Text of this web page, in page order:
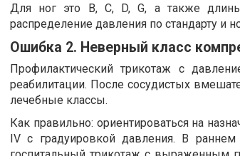
Для ног это B, C, D, G, а также
распределение давления по стандарту и
Ошибка 2. Неверный класс
Профилактический трикотаж с
реабилитации. После сосудистых
лечебные классы.
Как правильно: ориентироваться на
IV с градуировкой давления. В